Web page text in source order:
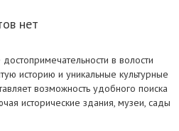
нет
в волости
историю и уникальные культурные
возможность удобного поиска
исторические здания, музеи, сады